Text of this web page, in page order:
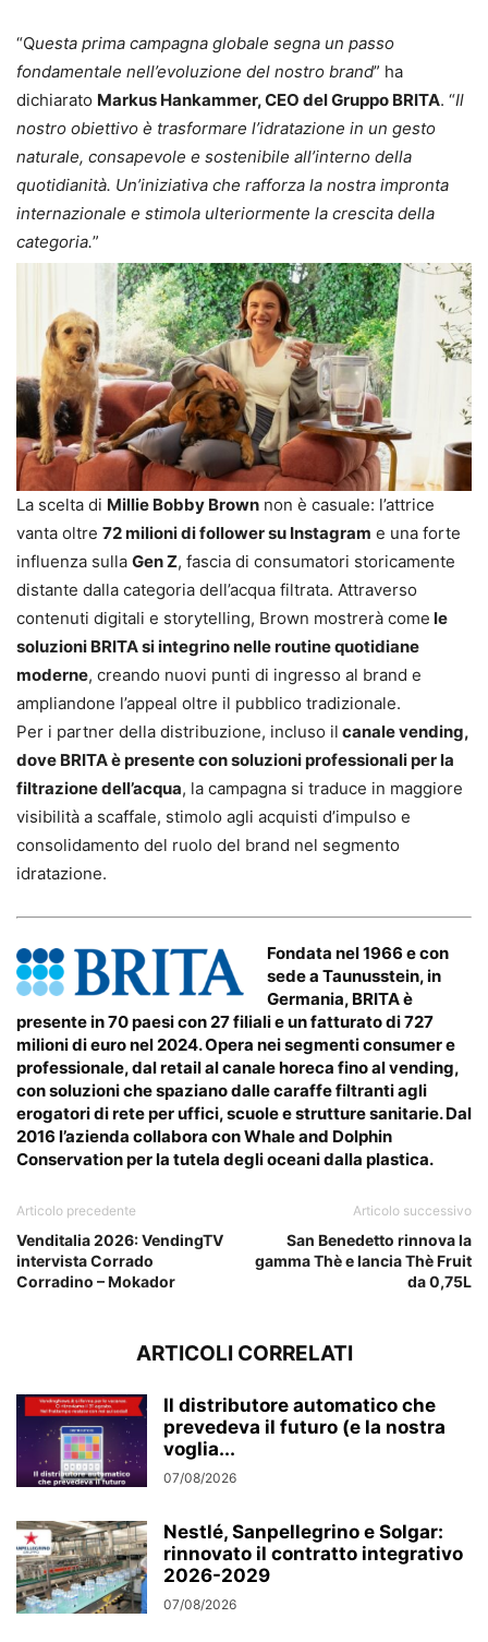
“Questa prima campagna globale segna un passo
fondamentale nell’evoluzione del nostro brand” ha
dichiarato Markus Hankammer, CEO del Gruppo BRITA. “Il
nostro obiettivo è trasformare l’idratazione in un gesto
naturale, consapevole e sostenibile all’interno della
quotidianità. Un’iniziativa che rafforza la nostra impronta
internazionale e stimola ulteriormente la crescita della
categoria.”
La scelta di Millie Bobby Brown non è casuale: l’attrice
vanta oltre 72 milioni di follower su Instagram e una forte
influenza sulla Gen Z, fascia di consumatori storicamente
distante dalla categoria dell’acqua filtrata. Attraverso
contenuti digitali e storytelling, Brown mostrerà come le
soluzioni BRITA si integrino nelle routine quotidiane
moderne, creando nuovi punti di ingresso al brand e
ampliandone l’appeal oltre il pubblico tradizionale.
Per i partner della distribuzione, incluso il canale vending,
dove BRITA è presente con soluzioni professionali per la
filtrazione dell’acqua, la campagna si traduce in maggiore
visibilità a scaffale, stimolo agli acquisti d’impulso e
consolidamento del ruolo del brand nel segmento
idratazione.
Fondata nel 1966 e con
sede a Taunusstein, in
Germania, BRITA è
presente in 70 paesi con 27 filiali e un fatturato di727
milioni di euronel 2024. Opera nei segmenti consumer e
professionale, dal retail al canale horeca fino al vending,
con soluzioni che spaziano dalle caraffe filtranti agli
erogatori di rete per uffici, scuole e strutture sanitarie. Dal
2016 l’azienda collabora con Whale and Dolphin
Conservation per la tutela degli oceani dalla plastica.
Articolo precedente
Venditalia 2026: VendingTV
intervista Corrado
Corradino – Mokador
Articolo successivo
San Benedetto rinnova la
gamma Thè e lancia Thè Fruit
da 0,75L
ARTICOLI CORRELATI
Il distributore automatico che
prevedeva il futuro (e la nostra
voglia...
07/08/2026
Nestlé, Sanpellegrino e Solgar:
rinnovato il contratto integrativo
2026-2029
07/08/2026